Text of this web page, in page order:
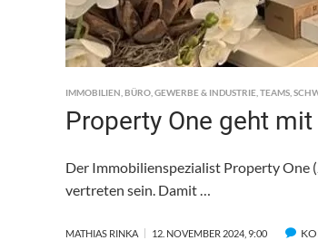
IMMOBILIEN BÜRO GEWERBE & INDUSTRIE TEAMS
Property One geht
Der Immobilienspezialist Property One
vertreten sein. Damit …
MATHIAS RINKA 12. NOVEMBER 2024, 9:00